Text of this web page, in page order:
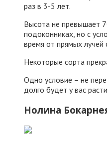
раз в 3-5 лет.
Высота не превышает
подоконниках, но с
время от прямых лучей
Некоторые сорта
Одно условие – не
долго будет у вас
Нолина